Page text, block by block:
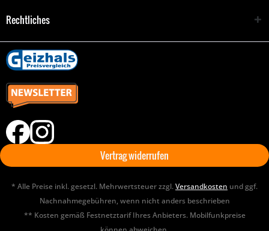
Rechtliches
Vertrag widerrufen
* Alle Preise inkl. gesetzl. Mehrwertsteuer zzgl.Versandkosten und ggf.
Nachnahmegebühren, wenn nicht anders beschrieben
** Kosten gemäß Festnetztarif Ihres Anbieters. Mobilfunkpreise